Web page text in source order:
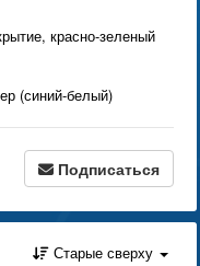
красно-зеленый
(синий-белый)
Подписаться
Старые сверху